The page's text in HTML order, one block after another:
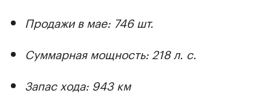
Продажи в мае: 746 шт.
Суммарная мощность: 218 л. с.
Запас хода: 943 км